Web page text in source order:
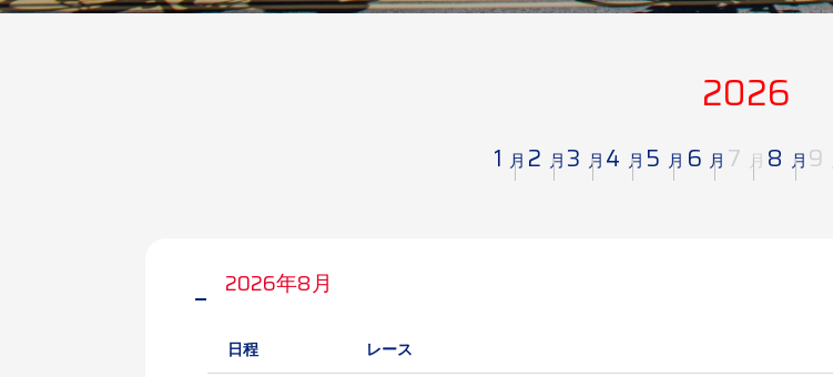
2026
1 月 2 月 3 月 4 月 5 月 6 月 7 月 8 月 9
2026年8月
日程 レース